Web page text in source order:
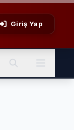
Giriş Yap